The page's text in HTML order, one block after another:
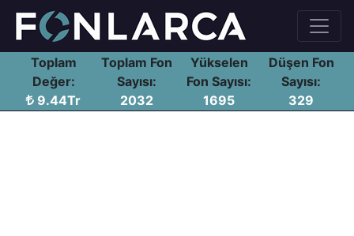
Toplam
Değer:
9.44Tr
Toplam Fon
Sayısı:
2032
Yükselen
Fon Sayısı:
1695
Düşen Fon
Sayısı:
329